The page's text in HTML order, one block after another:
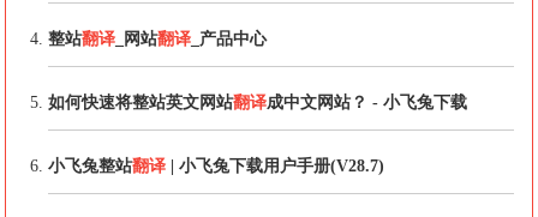
整站翻译 _网站翻译 _产品中心
如何快速将整站英文网站翻译成中文网站？ - 小飞兔下载
小飞兔整站翻译 | 小飞兔下载用户手册(V28.7)